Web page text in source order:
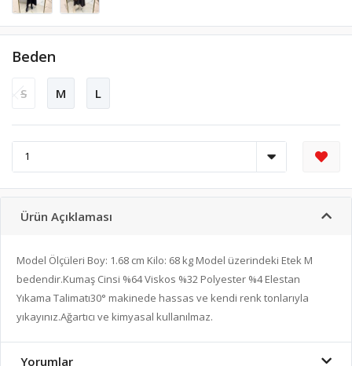
Beden
S M L
Ürün Açıklaması
Model Ölçüleri Boy: 1.68 cm Kilo: 68 kg Model üzerindeki Etek M
bedendir.Kumaş Cinsi %64 Viskos %32 Polyester %4 Elestan
Yıkama Talimatı30° makinede hassas ve kendi renk tonlarıyla
yıkayınız.Ağartıcı ve kimyasal kullanılmaz.
Yorumlar